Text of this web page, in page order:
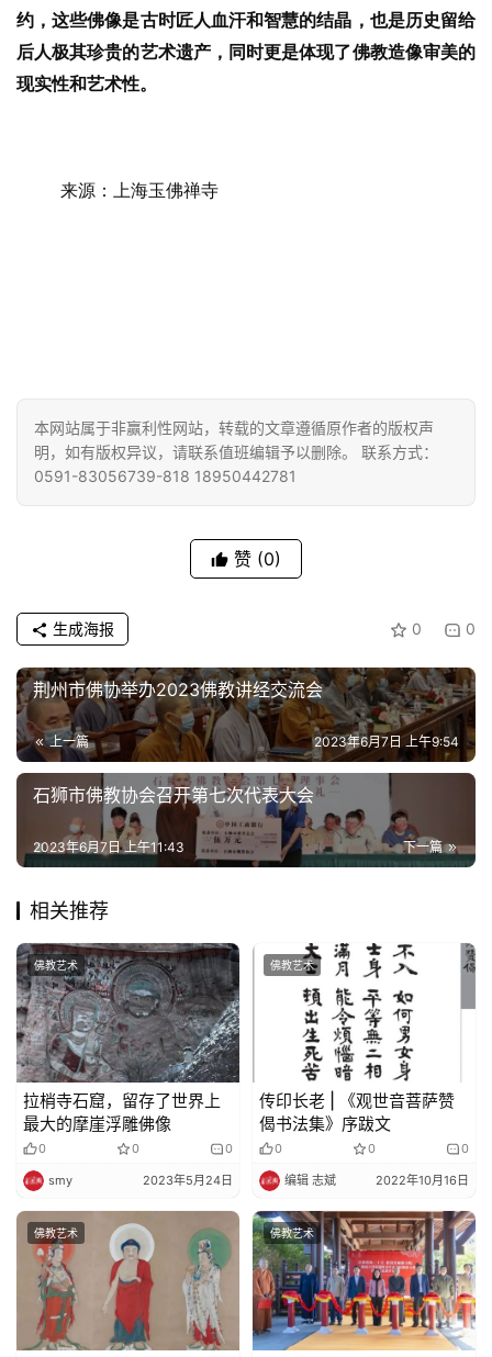
约，这些佛像是古时匠人血汗和智慧的结晶，也是历史留给
后人极其珍贵的艺术遗产，同时更是体现了佛教造像审美的
现实性和艺术性。
来源：上海玉佛禅寺
本网站属于非赢利性网站，转载的文章遵循原作者的版权声
明，如有版权异议，请联系值班编辑予以删除。 联系方式：
0591-83056739-818 18950442781
赞 (0)
0 0
生成海报
荆州市佛协举办2023佛教讲经交流会
上一篇 2023年6月7日 上午9:54
石狮市佛教协会召开第七次代表大会
下一篇
2023年6月7日 上午11:43
相关推荐
佛教艺术
拉梢寺石窟，留存了世界上
最大的摩崖浮雕佛像
0 0 0
smy 2023年5月24日
佛教艺术
传印长老 | 《观世音菩萨赞
偈书法集》序跋文
0 0 0
编辑 志斌 2022年10月16日
佛教艺术 佛教艺术